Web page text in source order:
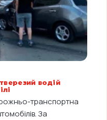
водій
транспортна
За